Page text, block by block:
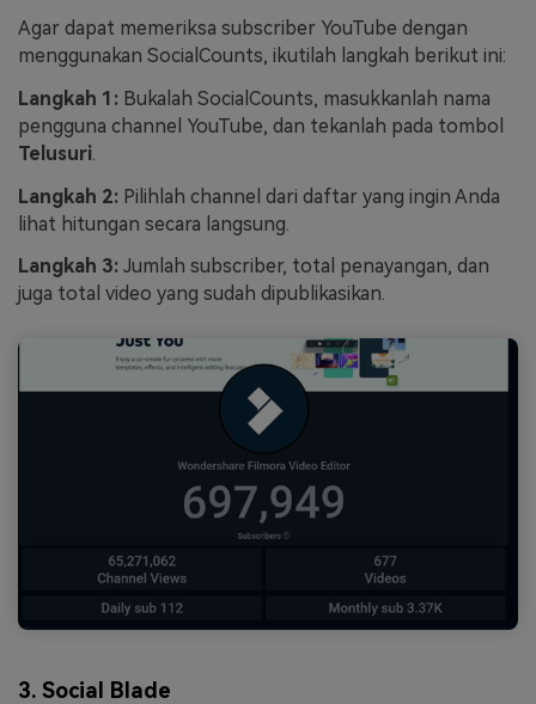
Agar dapat memeriksa subscriber YouTube dengan
menggunakan SocialCounts, ikutilah langkah berikut ini:
Langkah 1: Bukalah SocialCounts, masukkanlah nama
pengguna channel YouTube, dan tekanlah pada tombol
Telusuri.
Langkah 2: Pilihlah channel dari daftar yang ingin Anda
lihat hitungan secara langsung.
Langkah 3: Jumlah subscriber, total penayangan, dan
juga total video yang sudah dipublikasikan.
3. Social Blade